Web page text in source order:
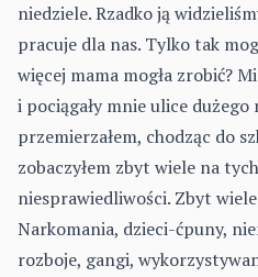
niedziele. Rzadko ją
pracuje dla nas. Tylko tak
więcej mama mogła zrobić?
i pociągały mnie ulice
przemierzałem, chodząc do
zobaczyłem zbyt wiele na
niesprawiedliwości. Zbyt
Narkomania, dzieci-ćpuny,
rozboje, gangi,